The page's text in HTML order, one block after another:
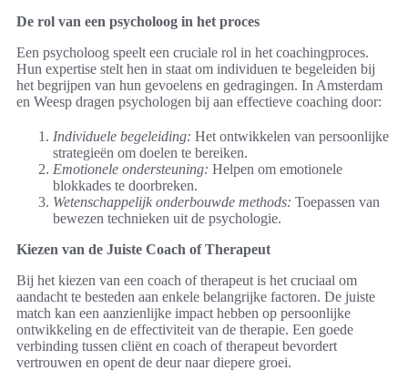
De rol van een psycholoog in het proces
Een psycholoog speelt een cruciale rol in het coachingproces.
Hun expertise stelt hen in staat om individuen te begeleiden bij
het begrijpen van hun gevoelens en gedragingen. In Amsterdam
en Weesp dragen psychologen bij aan effectieve coaching door:
Individuele begeleiding: Het ontwikkelen van persoonlijke
strategieën om doelen te bereiken.
Emotionele ondersteuning: Helpen om emotionele
blokkades te doorbreken.
Wetenschappelijk onderbouwde methods: Toepassen van
bewezen technieken uit de psychologie.
Kiezen van de Juiste Coach of Therapeut
Bij het kiezen van een coach of therapeut is het cruciaal om
aandacht te besteden aan enkele belangrijke factoren. De juiste
match kan een aanzienlijke impact hebben op persoonlijke
ontwikkeling en de effectiviteit van de therapie. Een goede
verbinding tussen cliënt en coach of therapeut bevordert
vertrouwen en opent de deur naar diepere groei.